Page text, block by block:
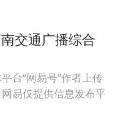
交通广播综合
台“网易号”作者上传
易仅提供信息发布平